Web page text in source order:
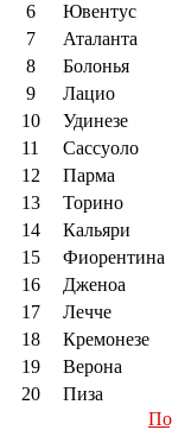
6
Ювентус
7
Аталанта
8
Болонья
9
Лацио
10
Удинезе
11
Сассуоло
12
Парма
13
Торино
14
Кальяри
15
Фиорентина
16
Дженоа
17
Лечче
18
Кремонезе
19
Верона
20
Пиза